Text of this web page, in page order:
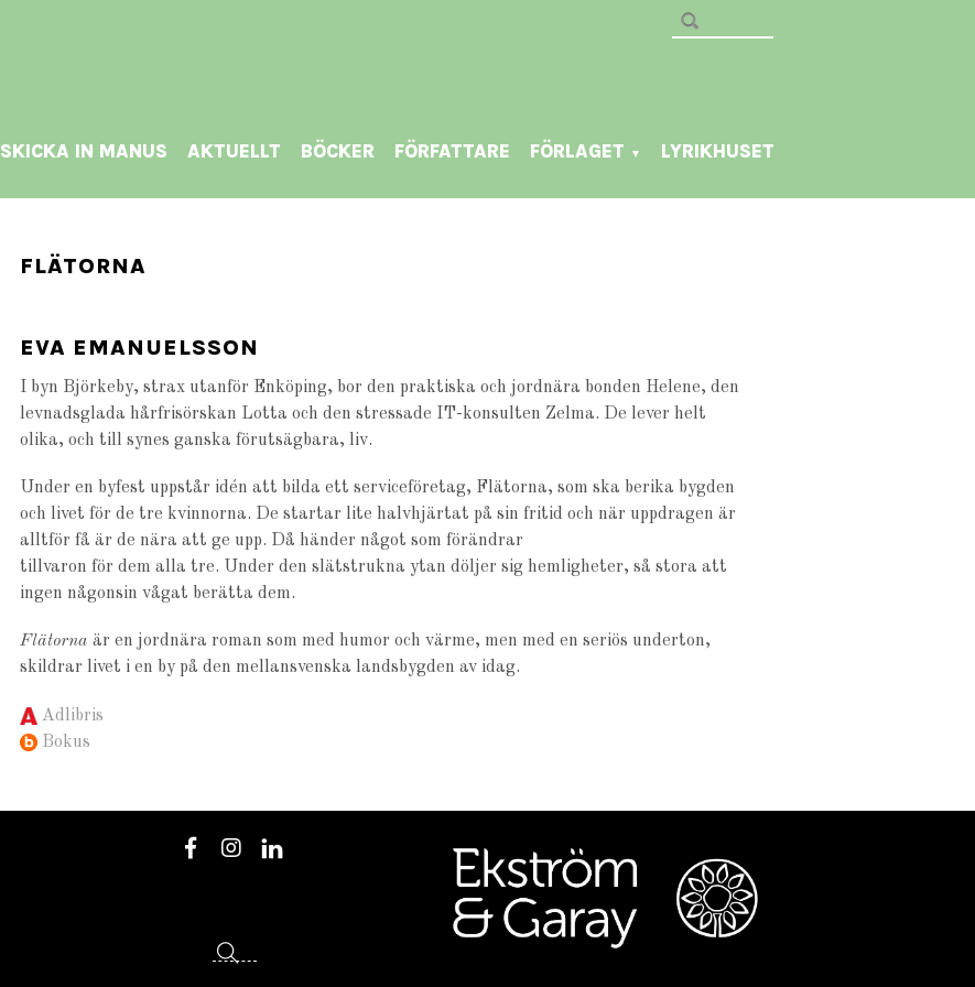
SKICKA IN MANUS AKTUELLT BÖCKER FÖRFATTARE FÖRLAGET ▼ LYRIKHUSET
FLÄTORNA
EVA EMANUELSSON
I byn Björkeby, strax utanför Enköping, bor den praktiska och jordnära bonden Helene, den
levnadsglada hårfrisörskan Lotta och den stressade IT-konsulten Zelma. De lever helt
olika, och till synes ganska förutsägbara, liv.
Under en byfest uppstår idén att bilda ett serviceföretag, Flätorna, som ska berika bygden
och livet för de tre kvinnorna. De startar lite halvhjärtat på sin fritid och när uppdragen är
alltför få är de nära att ge upp. Då händer något som förändrar
tillvaron för dem alla tre. Under den slätstrukna ytan döljer sig hemligheter, så stora att
ingen någonsin vågat berätta dem.
Flätorna är en jordnära roman som med humor och värme, men med en seriös underton,
skildrar livet i en by på den mellansvenska landsbygden av idag.
Adlibris
Bokus